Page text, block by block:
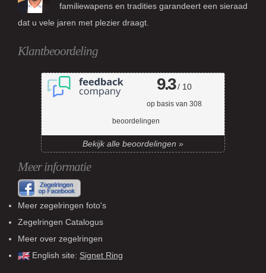
familiewapens en tradities garandeert een sieraad
dat u vele jaren met plezier draagt.
Klantbeoordeling
9.3/ 10
op basis van 308
beoordelingen
Bekijk alle beoordelingen »
Meer informatie
Meer zegelringen foto's
Zegelringen Catalogus
Meer over zegelringen
English site: Signet Ring